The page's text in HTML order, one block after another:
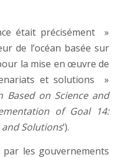
était précisément »
de l’océan basée sur
la mise en œuvre de
et solutions »
Based on Science and
of Goal 14:
Solutions‘).
les gouvernements